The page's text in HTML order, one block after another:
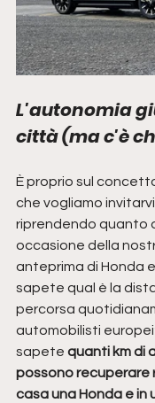
L'autonomia
città (ma c'è
È proprio sul
che vogliamo
riprendendo quanto
occasione della
anteprima di Honda
sapete qual è la
percorsa
automobilisti
sapete quanti km di
possono recuperare
casa una Honda e in